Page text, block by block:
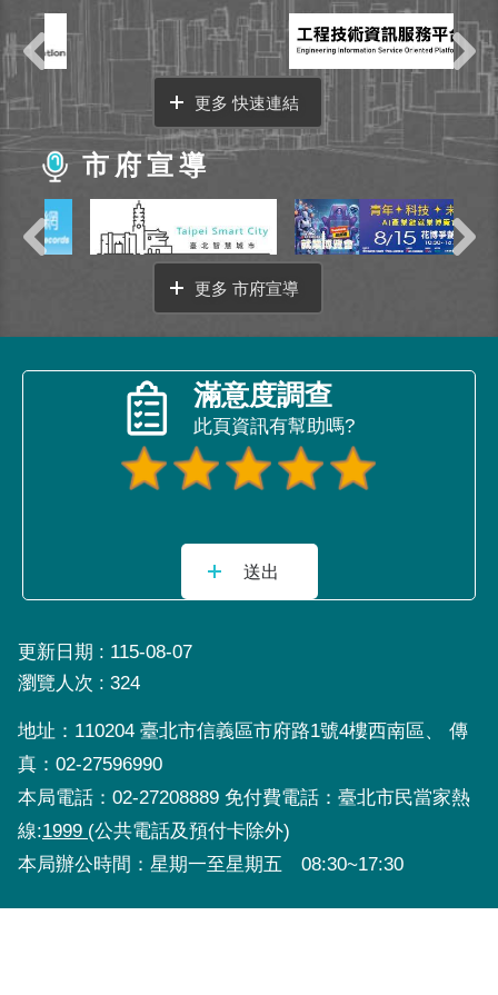
更多 快速連結
市府宣導
更多 市府宣導
滿意度調查
此頁資訊有幫助嗎?
更新日期
115-08-07
瀏覽人次
324
地址：110204 臺北市信義區市府路1號4樓西南區、 傳
真：02-27596990
本局電話：02-27208889 免付費電話：臺北市民當家熱
線:1999 (公共電話及預付卡除外)
本局辦公時間：星期一至星期五 08:30~17:30